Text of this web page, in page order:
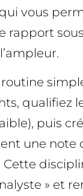
vous
rapport
qualifiez
puis
une note
» et